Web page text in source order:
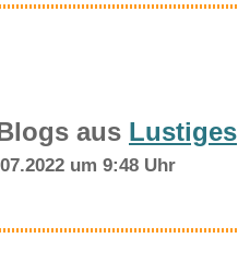
aus Lustiges
um 9:48 Uhr